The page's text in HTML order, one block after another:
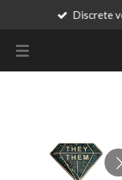
naar
de
Discrete